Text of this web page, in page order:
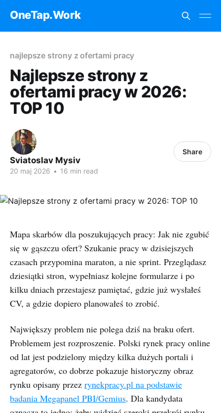
OneTap.Work
najlepsze strony z ofertami pracy
Najlepsze strony z
ofertami pracy w 2026:
TOP 10
Sviatoslav Mysiv
20 maj 2026 • 16 min read
Share
Mapa skarbów dla poszukujących pracy: Jak nie zgubić
się w gąszczu ofert? Szukanie pracy w dzisiejszych
czasach przypomina maraton, a nie sprint. Przeglądasz
dziesiątki stron, wypełniasz kolejne formularze i po
kilku dniach przestajesz pamiętać, gdzie już wysłałeś
CV, a gdzie dopiero planowałeś to zrobić.
Największy problem nie polega dziś na braku ofert.
Problemem jest rozproszenie. Polski rynek pracy online
od lat jest podzielony między kilka dużych portali i
agregatorów, co dobrze pokazuje historyczny obraz
rynku opisany przez rynekpracy.pl na podstawie
badania Megapanel PBI/Gemius. Dla kandydata